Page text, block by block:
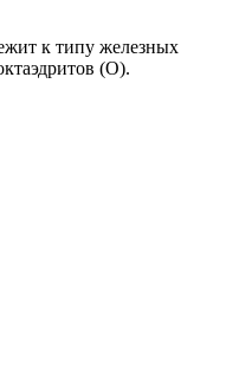
к типу железных
(O).